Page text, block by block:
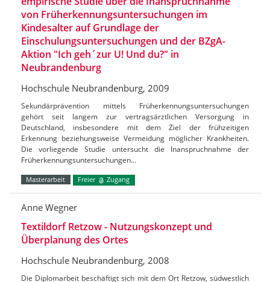
von Früherkennungsuntersuchungen im
Kindesalter auf Grundlage der
Einschulungsuntersuchungen und der BZgA-
Aktion "Ich geh´zur U! Und du?" in
Neubrandenburg
Hochschule Neubrandenburg, 2009
Sekundärprävention mittels Früherkennungsuntersuchungen
gehört seit langem zur vertragsärztlichen Versorgung in
Deutschland, insbesondere mit dem Ziel der frühzeitigen
Erkennung beziehungsweise Vermeidung möglicher Krankheiten.
Die vorliegende Studie untersucht die Inanspruchnahme der
Früherkennungsuntersuchungen…
Masterarbeit Freier Zugang
Anne Wegner
Textildorf Retzow - Nutzungskonzept und
Überplanung des Ortes
Hochschule Neubrandenburg, 2008
Die Diplomarbeit beschäftigt sich mit dem Ort Retzow, südwestlich